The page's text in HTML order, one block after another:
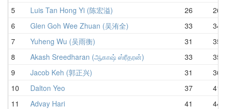
5
Luis Tan Hong Yi (陈宏溢) 26
6
Glen Goh Wee Zhuan (吴洧全) 33
7
Yuheng Wu (吴雨衡) 31
8
Akash Sreedharan (ஆகாஷ் ஸ்ரீதரன்) 33
9
Jacob Keh (郭正兴) 31
10
Dalton Yeo 37
11
Advay Hari 41